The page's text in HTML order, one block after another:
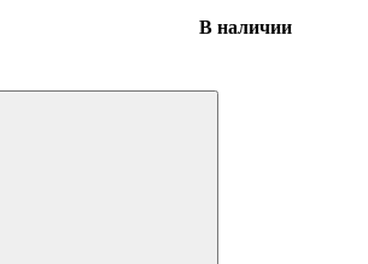
В наличии